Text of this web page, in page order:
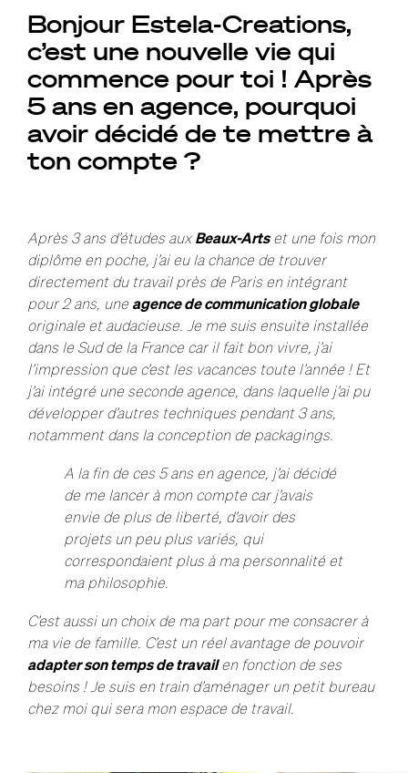
Bonjour Estela-Creations,
c’est une nouvelle vie qui
commence pour toi ! Après
5 ans en agence, pourquoi
avoir décidé de te mettre à
ton compte ?
Après 3 ans d’études aux Beaux-Artset une fois mon
diplôme en poche, j’ai eu la chance de trouver
directement du travail près de Paris en intégrant
pour 2 ans, une agence de communication globale
originale et audacieuse. Je me suis ensuite installée
dans le Sud de la France car il fait bon vivre, j’ai
l’impression que c’est les vacances toute l’année ! Et
j’ai intégré une seconde agence, dans laquelle j’ai pu
développer d’autres techniques pendant 3 ans,
notamment dans la conception de packagings.
A la fin de ces 5 ans en agence, j’ai décidé
de me lancer à mon compte car j’avais
envie de plus de liberté, d’avoir des
projets un peu plus variés, qui
correspondaient plus à ma personnalité et
ma philosophie.
C’est aussi un choix de ma part pour me consacrer à
ma vie de famille. C’est un réel avantage de pouvoir
adapter son temps de travailen fonction de ses
besoins ! Je suis en train d’aménager un petit bureau
chez moi qui sera mon espace de travail.